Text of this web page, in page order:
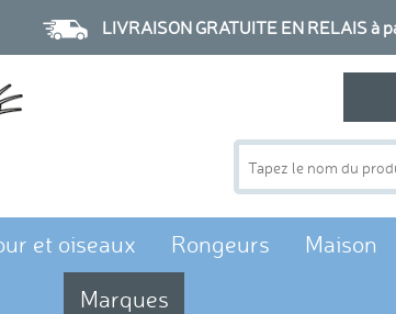
LIVRAISON GRATUITE EN RELAIS à
et oiseaux Rongeurs Maison
Marques